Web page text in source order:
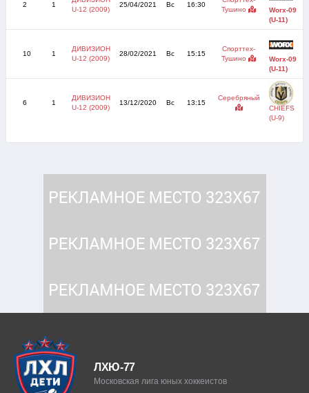
2 1
U-12 (2009)
25/04/2021 Вс 16:30
Тушино
Worx-09
(U-11)
10 1
ДИВИЗИОН
U-12 (2009)
28/02/2021 Вс 15:15
Спорттех-
Тушино
Worx-09
(U-11)
6 1
ДИВИЗИОН
U-12 (2009)
13/12/2020 Вс 13:15
Серебряный
CHIEFS
(U-9)
ЛХЮ-77
Московская лига юных хоккеистов